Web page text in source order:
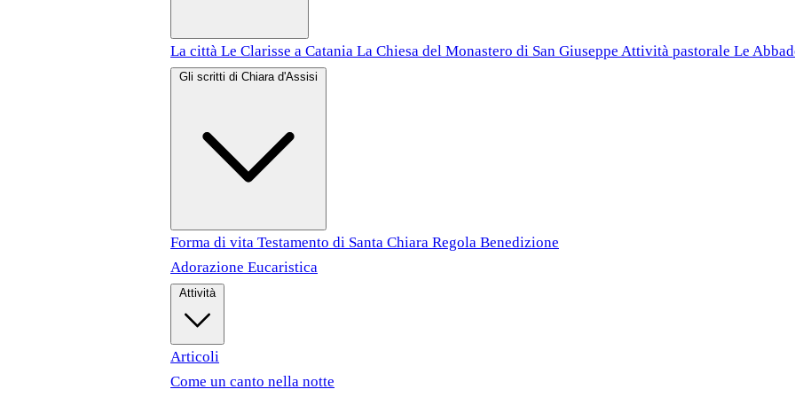
La città Le Clarisse a Catania La Chiesa del Monastero di San Giuseppe Attività pastorale Le
Forma di vita Testamento di Santa Chiara Regola Benedizione
Adorazione Eucaristica
Articoli
Come un canto nella notte